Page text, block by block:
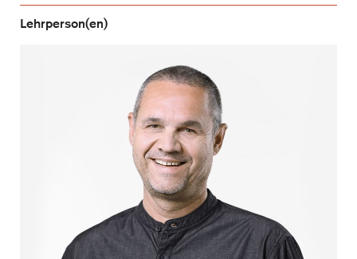
Lehrperson(en)